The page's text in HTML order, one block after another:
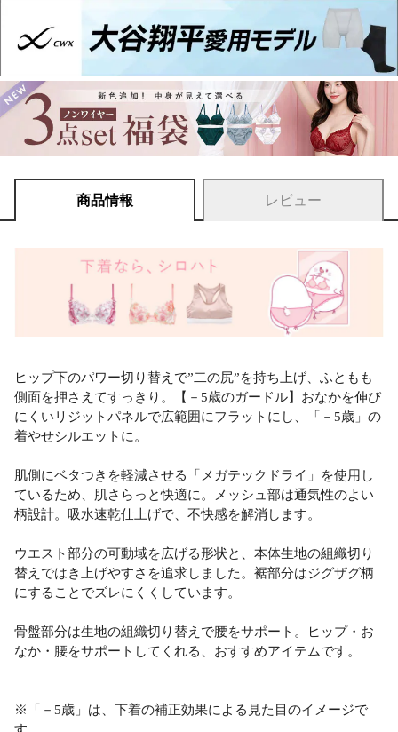
商品情報 レビュー
ヒップ下のパワー切り替えで”二の尻”を持ち上げ、ふともも
側面を押さえてすっきり。【－5歳のガードル】おなかを伸び
にくいリジットパネルで広範囲にフラットにし、「－5歳」の
着やせシルエットに。
肌側にベタつきを軽減させる「メガテックドライ」を使用し
ているため、肌さらっと快適に。メッシュ部は通気性のよい
柄設計。吸水速乾仕上げで、不快感を解消します。
ウエスト部分の可動域を広げる形状と、本体生地の組織切り
替えではき上げやすさを追求しました。裾部分はジグザグ柄
にすることでズレにくくしています。
骨盤部分は生地の組織切り替えで腰をサポート。ヒップ・お
なか・腰をサポートしてくれる、おすすめアイテムです。
※「－5歳」は、下着の補正効果による見た目のイメージで